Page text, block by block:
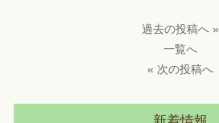
過去の投稿へ »
一覧へ
« 次の投稿へ